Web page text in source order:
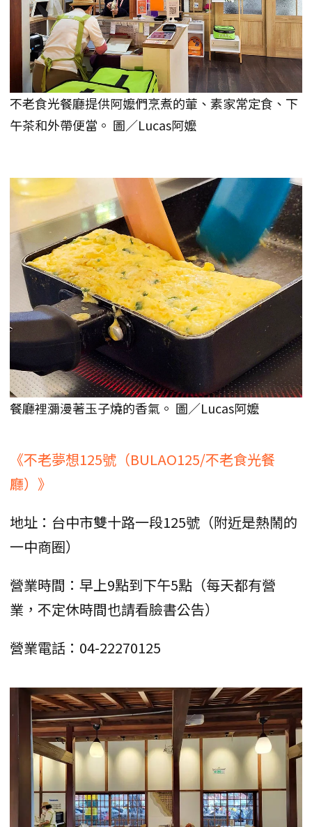
不老食光餐廳提供阿嬤們烹煮的葷、素家常定食、下
午茶和外帶便當。 圖／Lucas阿嬤
餐廳裡瀰漫著玉子燒的香氣。 圖／Lucas阿嬤
《不老夢想125號（BULAO125/不老食光餐
廳）》
地址：台中市雙十路一段125號（附近是熱鬧的
一中商圈）
營業時間：早上9點到下午5點（每天都有營
業，不定休時間也請看臉書公告）
營業電話：04-22270125